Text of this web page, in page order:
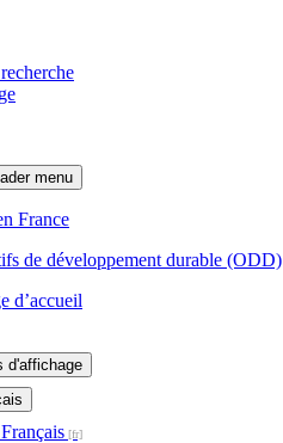
menu
France
de développement durable (ODD)
d’accueil
d'affichage